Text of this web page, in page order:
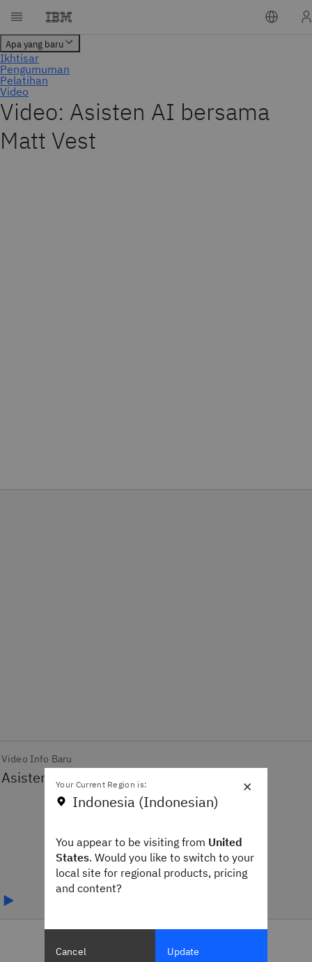
Video: Asisten AI bersama
Matt Vest
Video Info Baru
×
Your Current Region is:
Indonesia (Indonesian)
You appear to be visiting from United
States. Would you like to switch to your
local site for regional products, pricing
and content?
Cancel Update